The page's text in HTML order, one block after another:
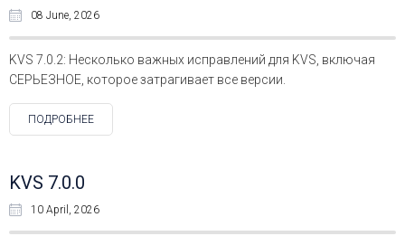
08 June, 2026
KVS 7.0.2: Несколько важных исправлений для KVS, включая
СЕРЬЕЗНОЕ, которое затрагивает все версии.
ПОДРОБНЕЕ
KVS 7.0.0
10 April, 2026